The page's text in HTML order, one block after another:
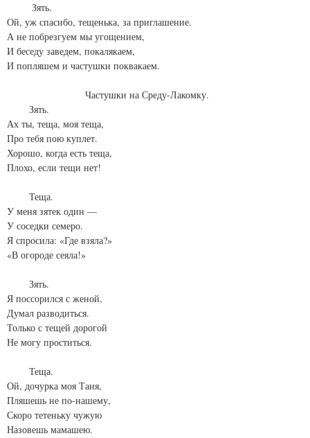
Зять.
Ой, уж спасибо, тещенька, за приглашение.
А не побрезгуем мы угощением,
И беседу заведем, покалякаем,
И попляшем и частушки поквакаем.
Частушки на Среду-Лакомку.
Зять.
Ах ты, теща, моя теща,
Про тебя пою куплет.
Хорошо, когда есть теща,
Плохо, если тещи нет!
Теща.
У меня зятек один —
У соседки семеро.
Я спросила: «Где взяла?»
«В огороде сеяла!»
Зять.
Я поссорился с женой,
Думал разводиться.
Только с тещей дорогой
Не могу проститься.
Теща.
Ой, дочурка моя Таня,
Пляшешь не по-нашему,
Скоро тетеньку чужую
Назовешь мамашею.